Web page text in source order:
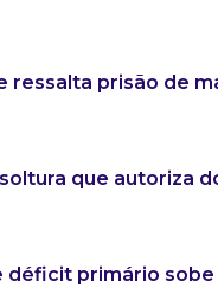
ressalta prisão de
que autoriza
primário sobe